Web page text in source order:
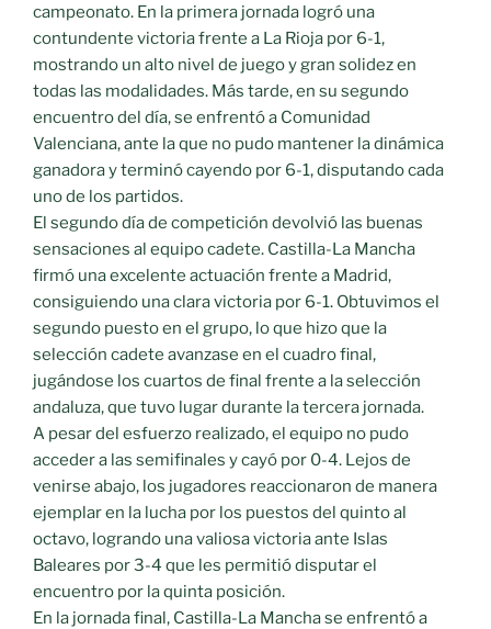
campeonato. En la primera jornada logró una
contundente victoria frente a La Rioja por 6-1,
mostrando un alto nivel de juego y gran solidez en
todas las modalidades. Más tarde, en su segundo
encuentro del día, se enfrentó a Comunidad
Valenciana, ante la que no pudo mantener la dinámica
ganadora y terminó cayendo por 6-1, disputando cada
uno de los partidos.
El segundo día de competición devolvió las buenas
sensaciones al equipo cadete. Castilla-La Mancha
firmó una excelente actuación frente a Madrid,
consiguiendo una clara victoria por 6-1. Obtuvimos el
segundo puesto en el grupo, lo que hizo que la
selección cadete avanzase en el cuadro final,
jugándose los cuartos de final frente a la selección
andaluza, que tuvo lugar durante la tercera jornada.
A pesar del esfuerzo realizado, el equipo no pudo
acceder a las semifinales y cayó por 0-4. Lejos de
venirse abajo, los jugadores reaccionaron de manera
ejemplar en la lucha por los puestos del quinto al
octavo, logrando una valiosa victoria ante Islas
Baleares por 3-4 que les permitió disputar el
encuentro por la quinta posición.
En la jornada final, Castilla-La Mancha se enfrentó a